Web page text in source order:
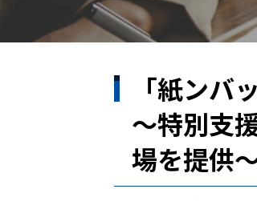
「紙ンバ
～特別支
場を提供